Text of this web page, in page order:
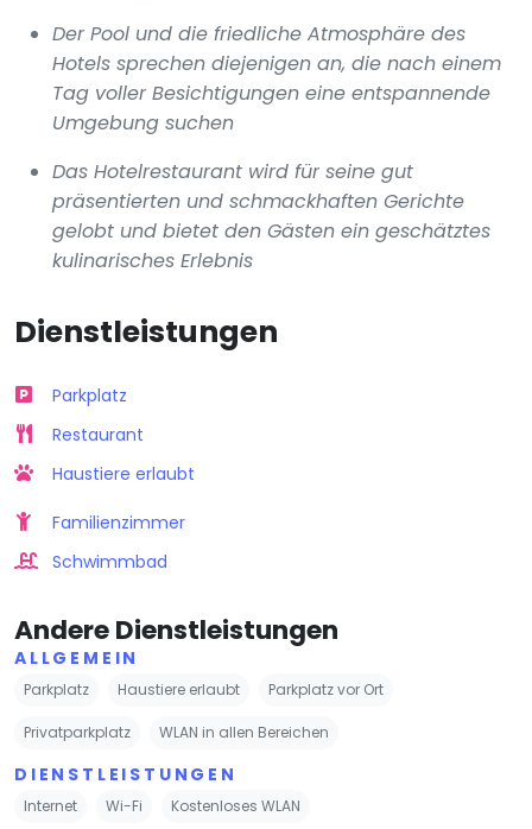
Der Pool und die friedliche Atmosphäre des
Hotels sprechen diejenigen an, die nach einem
Tag voller Besichtigungen eine entspannende
Umgebung suchen
Das Hotelrestaurant wird für seine gut
präsentierten und schmackhaften Gerichte
gelobt und bietet den Gästen ein geschätztes
kulinarisches Erlebnis
Dienstleistungen
Parkplatz
Restaurant
Haustiere erlaubt
Familienzimmer
Schwimmbad
Andere Dienstleistungen
ALLGEMEIN
Parkplatz Haustiere erlaubt Parkplatz vor Ort
Privatparkplatz WLAN in allen Bereichen
DIENSTLEISTUNGEN
Internet Wi-Fi Kostenloses WLAN